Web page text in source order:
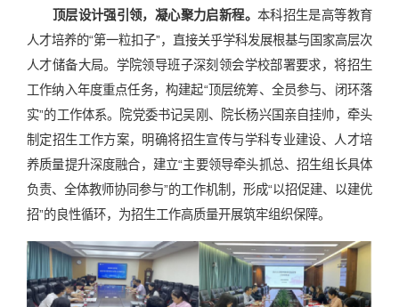
顶层设计强引领，凝心聚力启新程。 本科招生是高等教育
人才培养的“第一粒扣子”，直接关乎学科发展根基与国家高层次
人才储备大局。学院领导班子深刻领会学校部署要求，将招生
工作纳入年度重点任务，构建起“顶层统筹、全员参与、闭环落
实”的工作体系。院党委书记吴刚、院长杨兴国亲自挂帅，牵头
制定招生工作方案，明确将招生宣传与学科专业建设、人才培
养质量提升深度融合，建立“主要领导牵头抓总、招生组长具体
负责、全体教师协同参与”的工作机制，形成“以招促建、以建优
招”的良性循环，为招生工作高质量开展筑牢组织保障。